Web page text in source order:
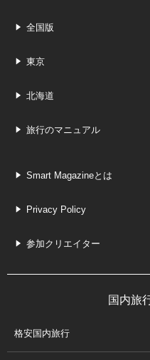
全国版
東京
北海道
旅行のマニュアル
Smart Magazineとは
Privacy Policy
参加クリエイター
国内旅
格安国内旅行